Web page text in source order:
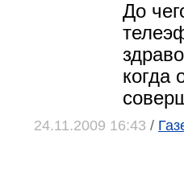
До
когда
24.11.2009 16:43 /